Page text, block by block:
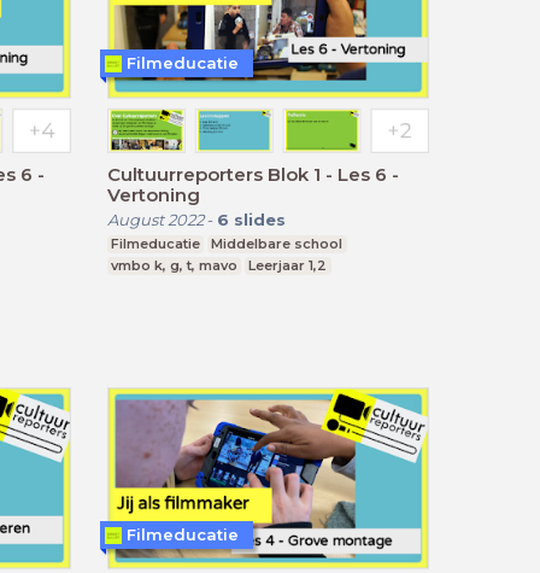
Cultuurreporters Blok 1 - Les 6 -
Vertoning
August 2022- 6 slides
Filmeducatie
Middelbare school
vmbo k, g, t, mavo
Leerjaar 1,2
Filmeducatie
Filmeducatie